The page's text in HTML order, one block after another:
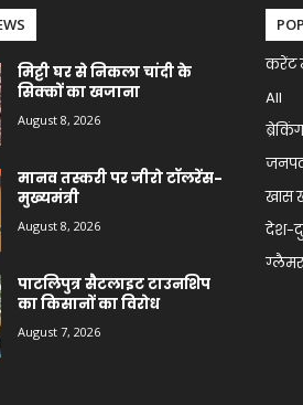
मिट्टी घर से निकला चांदी के
सिक्कों का खजाना
August 8, 2026
मानव तस्करी पर जीरो टॉलरेंस-
मुख्यमंत्री
August 8, 2026
पाटलिपुत्र सैटलाइट टाउनशिप
का किसानों का विरोध
August 7, 2026
करेंट
All
खास
देश-
ग्लैमर